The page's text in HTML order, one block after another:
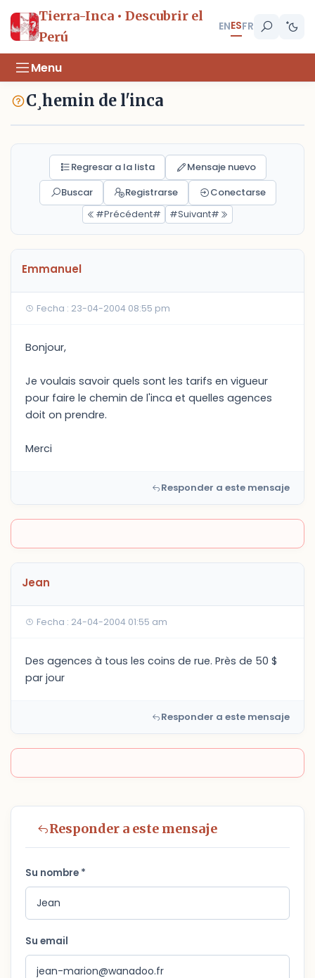
Tierra-Inca • Descubrir el
Perú
ENESFR
Menu
C¸hemin de l'inca
Regresar a la lista
Mensaje nuevo
Buscar
Registrarse
Conectarse
#Précédent#
#Suivant#
Emmanuel
Fecha : 23-04-2004 08:55 pm
Bonjour,
Je voulais savoir quels sont les tarifs en vigueur
pour faire le chemin de l'inca et quelles agences
doit on prendre.
Merci
Responder a este mensaje
Jean
Fecha : 24-04-2004 01:55 am
Des agences à tous les coins de rue. Près de 50 $
par jour
Responder a este mensaje
Responder a este mensaje
Su nombre *
Su email